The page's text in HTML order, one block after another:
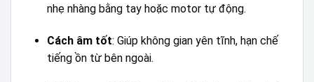
nhẹ nhàng bằng tay hoặc motor tự động.
Cách âm tốt: Giúp không gian yên tĩnh, hạn chế
tiếng ồn từ bên ngoài.